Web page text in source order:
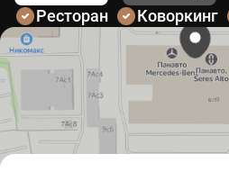
Ресторан
Коворкинг